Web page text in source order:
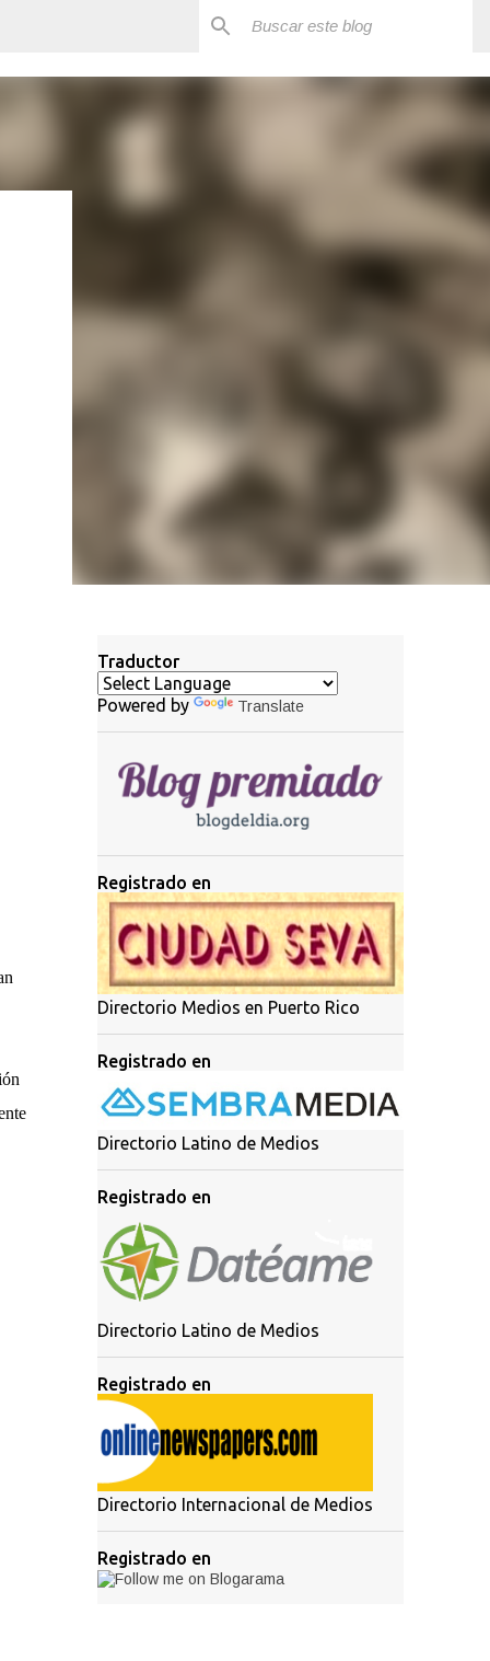
Traductor
Powered by Translate
Registrado en
Directorio Medios en Puerto Rico
Registrado en
Directorio Latino de Medios
Registrado en
Directorio Latino de Medios
Registrado en
Directorio Internacional de Medios
Registrado en